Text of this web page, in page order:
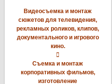
Видеосъемка и монтаж
сюжетов для телевидения,
рекламных роликов, клипов,
документального и игрового
кино.

Съемка и монтаж
корпоративных фильмов,
изготовление